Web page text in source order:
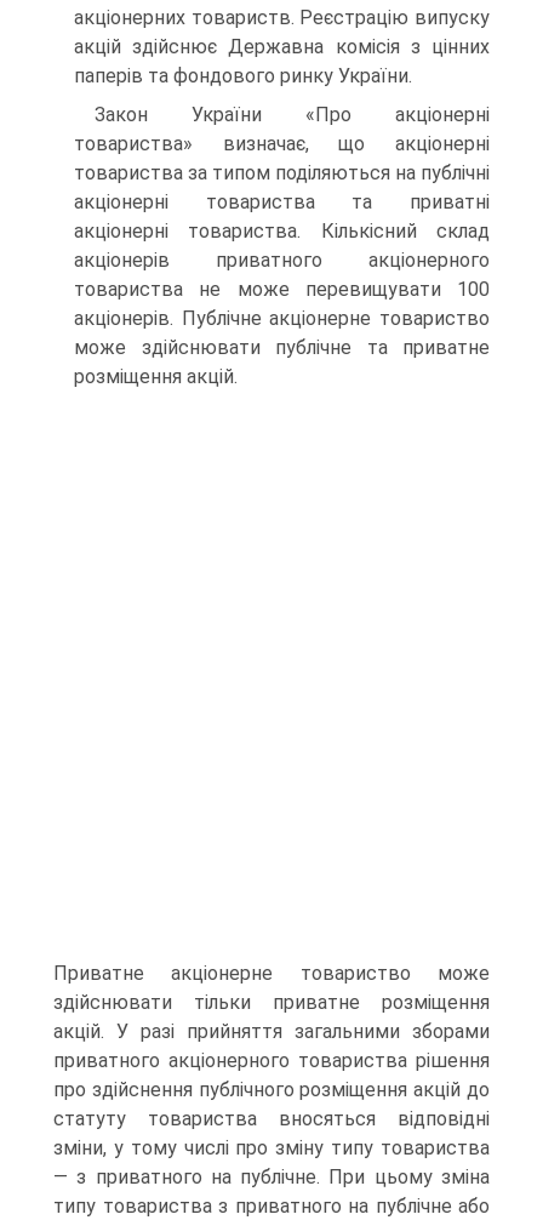
акціонерних товариств. Реєстрацію випуску
акцій здійс­нює Державна комісія з цінних
паперів та фондового ринку України.
Закон України «Про акціонерні
товариства» визначає, що акціо­нерні
товариства за типом поділяються на публічні
акціонерні това­риства та приватні
акціонерні товариства. Кількісний склад
акці­онерів приватного акціонерного
товариства не може перевищувати 100
акціонерів. Публічне акціонерне товариство
може здійснювати публічне та приватне
розміщення акцій.
Приватне акціонерне това­риство може
здійснювати тільки приватне розміщення
акцій. У разі прийняття загальними зборами
приватного акціонерного товариства рішення
про здійснення публічного розміщення акцій до
статуту това­риства вносяться відповідні
зміни, у тому числі про зміну типу това­риства
— з приватного на публічне. При цьому зміна
типу товариства з приватного на публічне або